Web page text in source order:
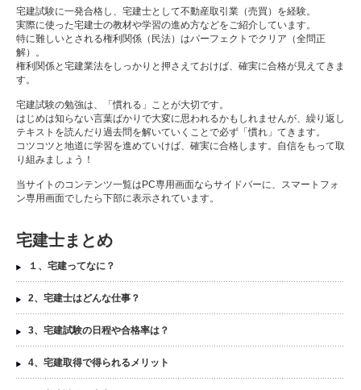
宅建試験に一発合格し、宅建士として不動産取引業（売買）を経験。
実際に使った宅建士の教材や学習の進め方などをご紹介しています。
特に難しいとされる権利関係（民法）はパーフェクトでクリア（全問正
解）。
権利関係と宅建業法をしっかりと押さえておけば、確実に合格が見えてきま
す。
宅建試験の勉強は、「慣れる」ことが大切です。
はじめは知らない言葉ばかりで大変に思われるかもしれませんが、繰り返し
テキストを読んだり過去問を解いていくことで必ず「慣れ」てきます。
コツコツと地道に学習を進めていけば、確実に合格します。自信をもって取
り組みましょう！
当サイトのコンテンツ一覧はPC専用画面ならサイドバーに、スマートフォ
ン専用画面でしたら下部に表示されています。
宅建士まとめ
１、宅建ってなに？
2、宅建士はどんな仕事？
3、宅建試験の日程や合格率は？
4、宅建取得で得られるメリット